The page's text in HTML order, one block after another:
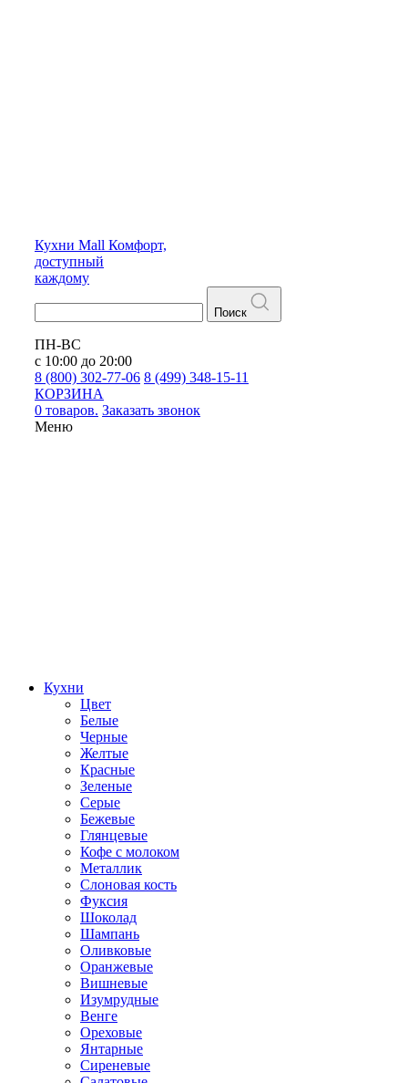
Кухни Mall Комфорт,
доступный
каждому
Поиск
ПН-ВС
с 10:00 до 20:00
8 (800) 302-77-06 8 (499) 348-15-11
КОРЗИНА
0 товаров. Заказать звонок
Меню
Кухни
Цвет
Белые
Черные
Желтые
Красные
Зеленые
Серые
Бежевые
Глянцевые
Кофе с молоком
Металлик
Слоновая кость
Фуксия
Шоколад
Шампань
Оливковые
Оранжевые
Вишневые
Изумрудные
Венге
Ореховые
Янтарные
Сиреневые